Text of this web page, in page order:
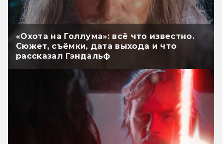
«Охота на Голлума»: всё что известно.
Сюжет, съёмки, дата выхода и что
рассказал Гэндальф